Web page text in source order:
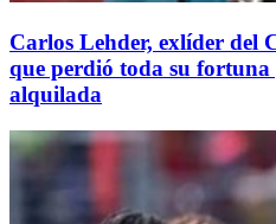
Carlos Lehder, exlíder del
que perdió toda su fortuna
alquilada